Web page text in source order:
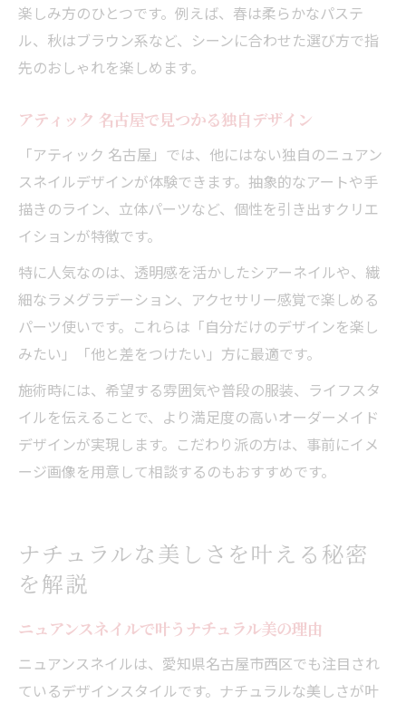
楽しみ方のひとつです。例えば、春は柔らかなパステ
ル、秋はブラウン系など、シーンに合わせた選び方で指
先のおしゃれを楽しめます。
アティック 名古屋で見つかる独自デザイン
「アティック 名古屋」では、他にはない独自のニュアン
スネイルデザインが体験できます。抽象的なアートや手
描きのライン、立体パーツなど、個性を引き出すクリエ
イションが特徴です。
特に人気なのは、透明感を活かしたシアーネイルや、繊
細なラメグラデーション、アクセサリー感覚で楽しめる
パーツ使いです。これらは「自分だけのデザインを楽し
みたい」「他と差をつけたい」方に最適です。
施術時には、希望する雰囲気や普段の服装、ライフスタ
イルを伝えることで、より満足度の高いオーダーメイド
デザインが実現します。こだわり派の方は、事前にイメ
ージ画像を用意して相談するのもおすすめです。
ナチュラルな美しさを叶える秘密
を解説
ニュアンスネイルで叶うナチュラル美の理由
ニュアンスネイルは、愛知県名古屋市西区でも注目され
ているデザインスタイルです。ナチュラルな美しさが叶